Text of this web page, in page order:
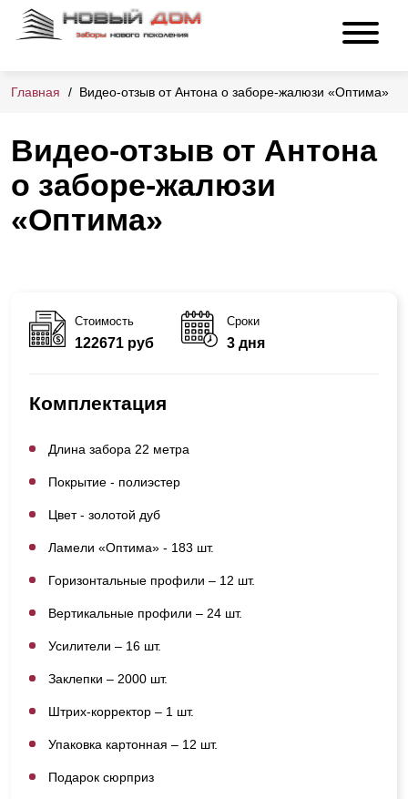
Главная Видео-отзыв от Антона о заборе-жалюзи «Оптима»
Видео-отзыв от Антона
о заборе-жалюзи
«Оптима»
Стоимость
122671 руб
Сроки
3 дня
Комплектация
Длина забора 22 метра
Покрытие - полиэстер
Цвет - золотой дуб
Ламели «Оптима» - 183 шт.
Горизонтальные профили – 12 шт.
Вертикальные профили – 24 шт.
Усилители – 16 шт.
Заклепки – 2000 шт.
Штрих-корректор – 1 шт.
Упаковка картонная – 12 шт.
Подарок сюрприз